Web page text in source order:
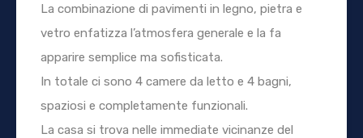
La combinazione di pavimenti in legno, pietra e
vetro enfatizza l’atmosfera generale e la fa
apparire semplice ma sofisticata.
In totale ci sono 4 camere da letto e 4 bagni,
spaziosi e completamente funzionali.
La casa si trova nelle immediate vicinanze del